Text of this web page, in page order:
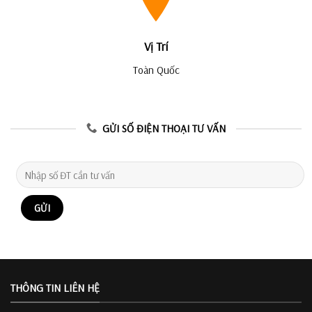
Vị Trí
Toàn Quốc
GỬI SỐ ĐIỆN THOẠI TƯ VẤN
THÔNG TIN LIÊN HỆ